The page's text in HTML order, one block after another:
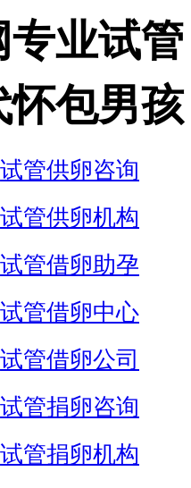
业试管
包男孩
试管供卵咨询
试管供卵机构
试管借卵助孕
试管借卵中心
试管借卵公司
试管捐卵咨询
试管捐卵机构